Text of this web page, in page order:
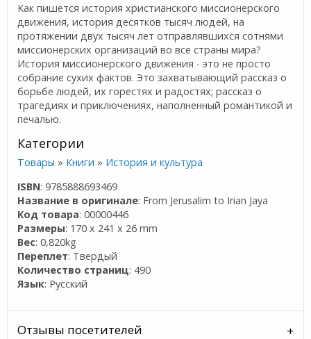
Как пишется история христианского миссионерского
движения, история десятков тысяч людей, на
протяжении двух тысяч лет отправлявшихся сотнями
миссионерских организаций во все страны мира?
История миссионерского движения - это не просто
собрание сухих фактов. Это захватывающий рассказ о
борьбе людей, их горестях и радостях; рассказ о
трагедиях и приключениях, наполненный романтикой и
печалью.
Категории
Товары » Книги » История и культура
ISBN: 9785888693469
Название в оригинале: From Jerusalim to Irian Jaya
Код товара: 00000446
Размеры: 170 x 241 x 26 mm
Вес: 0,820kg
Переплет: Твердый
Количество страниц: 490
Язык: Русский
Отзывы посетителей